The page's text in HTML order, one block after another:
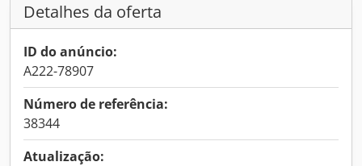
Detalhes da oferta
ID do anúncio:
A222-78907
Número de referência:
38344
Atualização: